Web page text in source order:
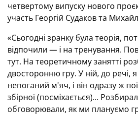
четвертому випуску нового
участь Георгій Судаков та
«Сьогодні зранку була теорія,
відпочили — і на тренування.
тут. На теоретичному занятті
двосторонню гру. У ній, до речі,
непоганий м'яч, і він одразу ж
збірної (посміхається)...
обговорювали, як ми плануємо